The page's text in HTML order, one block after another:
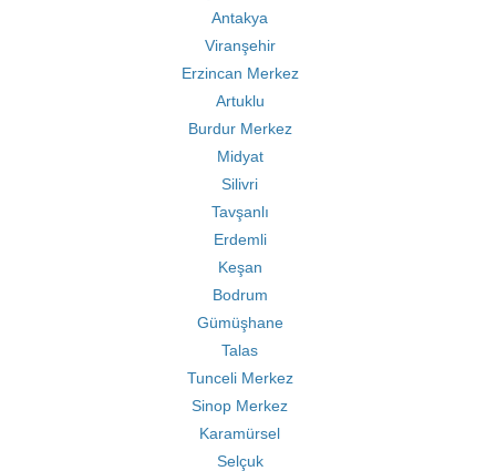
Antakya
Viranşehir
Erzincan Merkez
Artuklu
Burdur Merkez
Midyat
Silivri
Tavşanlı
Erdemli
Keşan
Bodrum
Gümüşhane
Talas
Tunceli Merkez
Sinop Merkez
Karamürsel
Selçuk